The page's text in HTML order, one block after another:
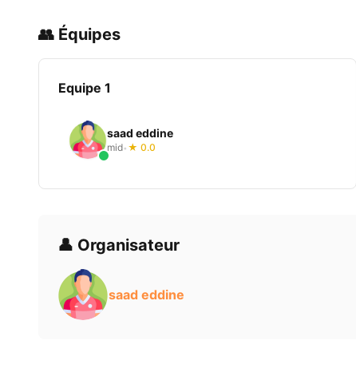
👥 Équipes
Equipe 1
saad eddine
mid• ★ 0.0
👤 Organisateur
saad eddine